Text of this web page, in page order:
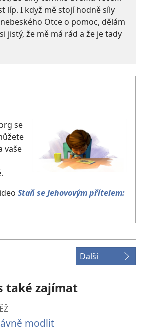
líp. I když mě stojí hodně síly
Otce o pomoc, dělám
jistý, že mě má rád a že je tady
se
vaše
Staň se Jehovovým přítelem:
Další
také zajímat
modlit